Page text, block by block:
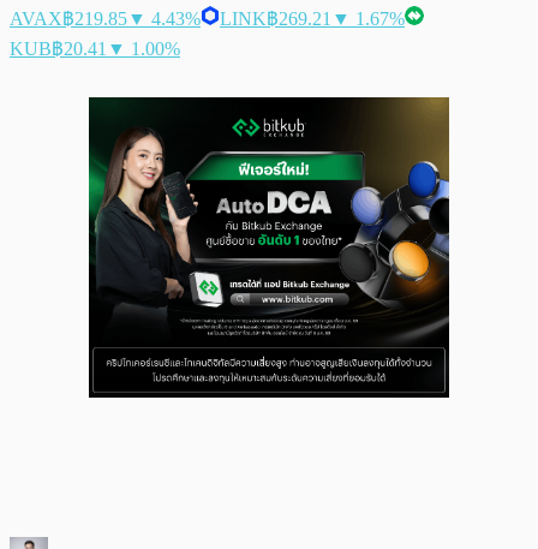
AVAX฿219.85▼ 4.43% LINK฿269.21 ▼ 1.67%
KUB฿20.41 ▼ 1.00%